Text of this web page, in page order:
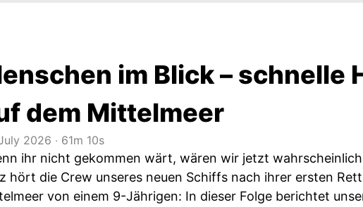
im Blick – schnelle
dem Mittelmeer
2026 ‧ 61m 10s
ihr nicht gekommen wärt, wären wir jetzt
hört die Crew unseres neuen Schiffs nach ihrer ersten
von einem 9-Jährigen: In dieser Folge berichtet